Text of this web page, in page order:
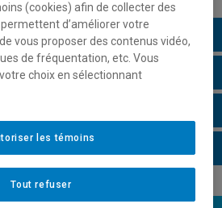
(cookies) afin de collecter des
d’améliorer votre
vous proposer des contenus vidéo,
de fréquentation, etc. Vous
choix en sélectionnant
Tout refuser
les témoins